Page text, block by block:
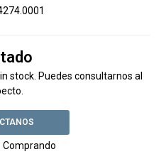
stock. Puedes consultarnos al